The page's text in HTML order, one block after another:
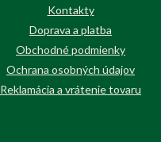
Kontakty
Doprava a platba
Obchodné podmienky
Ochrana osobných údajov
Reklamácia a vrátenie tovaru